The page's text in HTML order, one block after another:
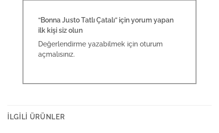
“Bonna Justo Tatlı Çatalı” için yorum yapan
ilk kişi siz olun
Değerlendirme yazabilmek içinoturum
açmalısınız.
İLGILI ÜRÜNLER